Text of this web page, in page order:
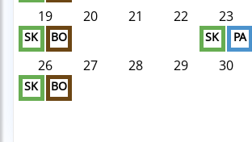
19
SK BO
20 21 22 23
SK PA
26
SK BO
27 28 29 30